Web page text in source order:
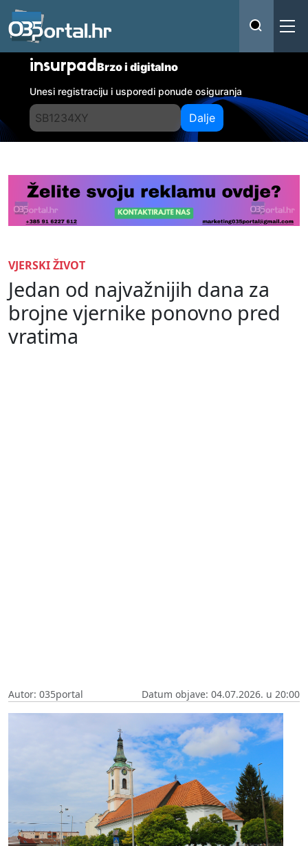
insurpadBrzo i digitalno
Unesi registraciju i usporedi ponude osiguranja
Dalje
VJERSKI ŽIVOT
Jedan od najvažnijih dana za
brojne vjernike ponovno pred
vratima
Autor: 035portal Datum objave: 04.07.2026. u 20:00